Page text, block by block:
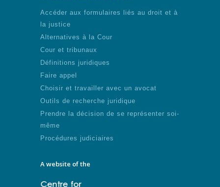
Accéder aux formulaires liés au droit et à
la justice
Alternatives à la Cour
Cour et tribunaux
Définitions juridiques
Faire appel
Choisir et travailler avec un avocat
Outils de recherche juridique
Prendre la décision de se représenter soi-
même
Procédures judiciaires
A website of the